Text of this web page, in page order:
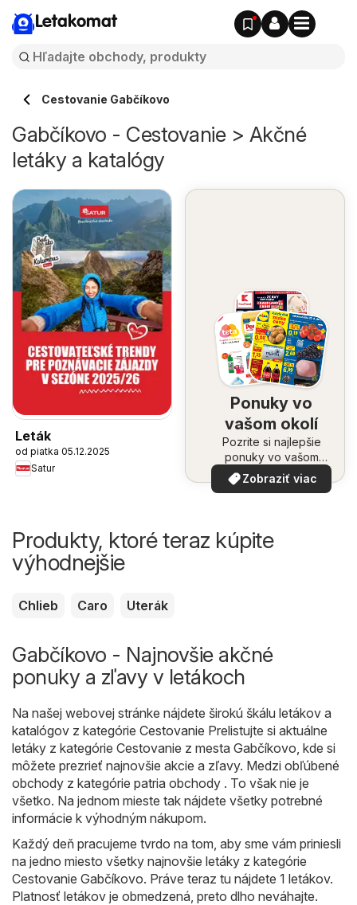
Letakomat
Cestovanie Gabčíkovo
Gabčíkovo - Cestovanie > Akčné
letáky a katalógy
Leták
od piatka 05.12.2025
Satur
Ponuky vo
vašom okolí
Pozrite si najlepšie
ponuky vo vašom
okolí
Zobraziť viac
Produkty, ktoré teraz kúpite
výhodnejšie
Chlieb Caro Uterák
Gabčíkovo - Najnovšie akčné
ponuky a zľavy v letákoch
Na našej webovej stránke nájdete širokú škálu letákov a
katalógov z kategórie Cestovanie Prelistujte si aktuálne
letáky z kategórie Cestovanie z mesta Gabčíkovo, kde si
môžete prezrieť najnovšie akcie a zľavy. Medzi obľúbené
obchody z kategórie patria obchody . To však nie je
všetko. Na jednom mieste tak nájdete všetky potrebné
informácie k výhodným nákupom.
Každý deň pracujeme tvrdo na tom, aby sme vám priniesli
na jedno miesto všetky najnovšie letáky z kategórie
Cestovanie Gabčíkovo. Práve teraz tu nájdete 1 letákov.
Platnosť letákov je obmedzená, preto dlho neváhajte.